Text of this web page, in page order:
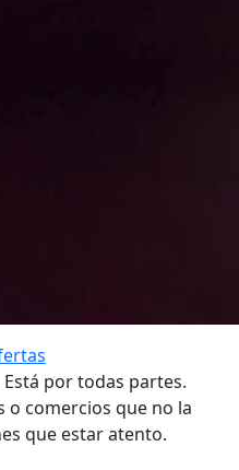
por todas partes.
o comercios que no la
que estar atento.